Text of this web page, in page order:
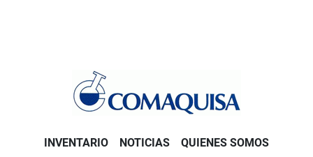
INVENTARIO NOTICIAS QUIENES SOMOS